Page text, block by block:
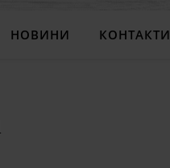
НОВИНИ КОНТАКТИ